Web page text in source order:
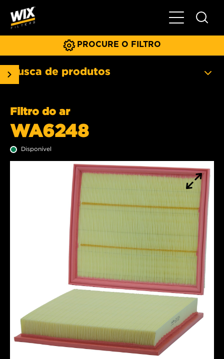
Menu
PROCURE O FILTRO
Busca de produtos
Filtro do ar
WA6248
Disponível